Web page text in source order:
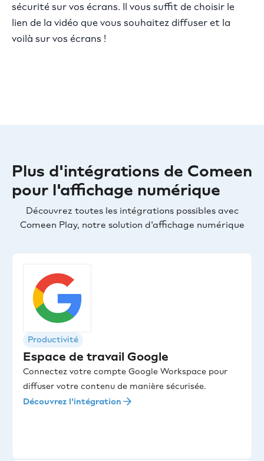
sécurité sur vos écrans. Il vous suffit de choisir le
lien de la vidéo que vous souhaitez diffuser et la
voilà sur vos écrans !
Plus d'intégrations de Comeen
pour l'affichage numérique
Découvrez toutes les intégrations possibles avec
Comeen Play, notre solution d'affichage numérique
Productivité
Espace de travail Google
Connectez votre compte Google Workspace pour
diffuser votre contenu de manière sécurisée.
Découvrez l'intégration